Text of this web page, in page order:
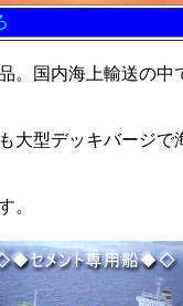
。国内海上輸送の中
大型デッキバージで
。